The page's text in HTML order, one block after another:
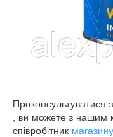
Проконсультуватися
, ви можете з
співробітник магазину